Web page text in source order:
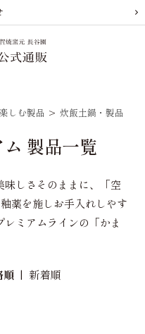
しむ製品 > 炊飯土鍋・製品
製品一覧
味しさそのままに、「空
薬を施しお手入れしやす
ミアムラインの「かま
順| 新着順